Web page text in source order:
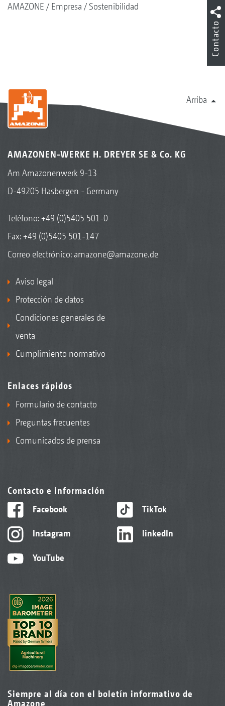
AMAZONE Empresa Sostenibilidad
Arriba
AMAZONEN-WERKE H. DREYER SE & Co. KG
Am Amazonenwerk 9-13
D-49205 Hasbergen - Germany
Teléfono:+49 (0)5405 501-0
Fax: +49 (0)5405 501-147
Correo electrónico: amazone@amazone.de
Aviso legal
Protección de datos
Condiciones generales de
venta
Cumplimiento normativo
Enlaces rápidos
Formulario de contacto
Preguntas frecuentes
Comunicados de prensa
Contacto e información
Facebook
Instagram
YouTube
TikTok
linkedIn
Siempre al día con el boletín informativo de
Amazone
Contacto